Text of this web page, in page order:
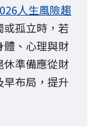
人生風險趨
孤立時，若
體、心理與財
休準備應從財
早布局，提升